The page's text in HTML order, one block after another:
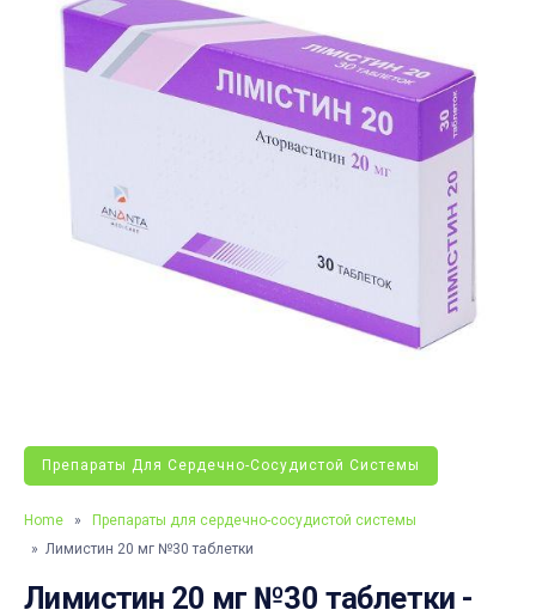
Препараты Для Сердечно-Сосудистой Системы
Home »
Препараты для сердечно-сосудистой системы
» Лимистин 20 мг №30 таблетки
Лимистин 20 мг №30 таблетки -